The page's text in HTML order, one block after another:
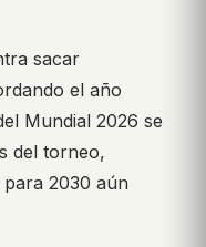
sacar
el año
Mundial 2026 se
del torneo,
2030 aún